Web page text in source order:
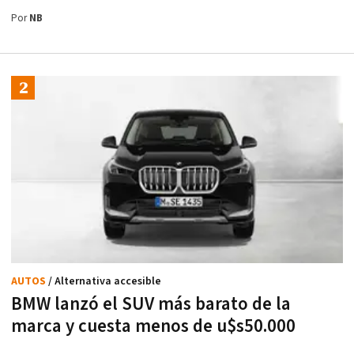
PorNB
BMW lanzó el SUV más barato de la
marca y cuesta menos de u$s50.000
AUTOS / Alternativa accesible